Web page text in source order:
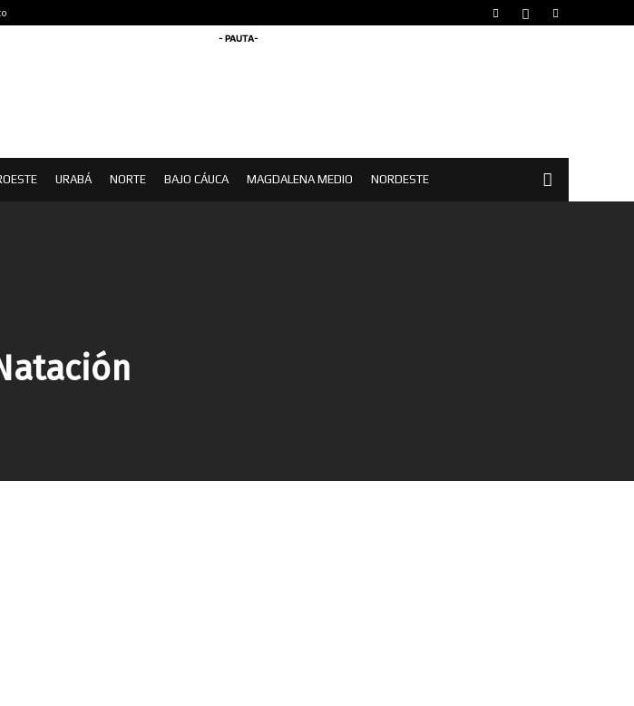
- PAUTA-
URABÁ NORTE BAJO CÁUCA MAGDALENA MEDIO NORDESTE